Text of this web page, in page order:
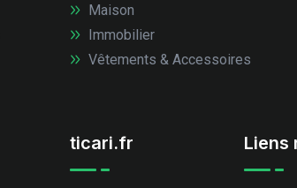
Maison
Immobilier
Vêtements & Accessoires
ticari.fr Liens